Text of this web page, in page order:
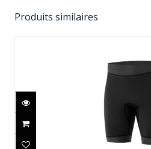
Produits similaires
EXOWEAR Shorts